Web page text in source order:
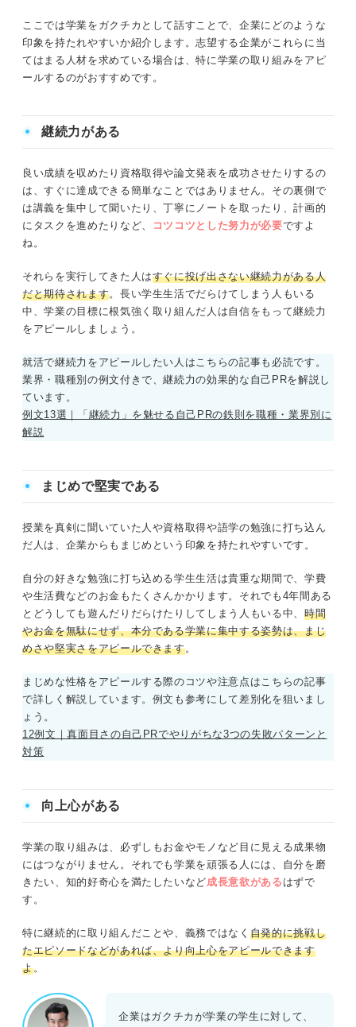
ここでは学業をガクチカとして話すことで、企業にどのような
印象を持たれやすいか紹介します。志望する企業がこれらに当
てはまる人材を求めている場合は、特に学業の取り組みをアピ
ールするのがおすすめです。
継続力がある
良い成績を収めたり資格取得や論文発表を成功させたりするの
は、すぐに達成できる簡単なことではありません。その裏側で
は講義を集中して聞いたり、丁寧にノートを取ったり、計画的
にタスクを進めたりなど、
コツコツとした努力が必要ですよ
ね。
それらを実行してきた人はすぐに投げ出さない継続力がある人
だと期待されます。長い学生生活でだらけてしまう人もいる
中、学業の目標に根気強く取り組んだ人は自信をもって継続力
をアピールしましょう。
就活で継続力をアピールしたい人はこちらの記事も必読です。
業界・職種別の例文付きで、継続力の効果的な自己PRを解説し
ています。
例文13選｜「継続力」を魅せる自己PRの鉄則を職種・業界別に
解説
まじめで堅実である
授業を真剣に聞いていた人や資格取得や語学の勉強に打ち込ん
だ人は、企業からもまじめという印象を持たれやすいです。
自分の好きな勉強に打ち込める学生生活は貴重な期間で、学費
や生活費などのお金もたくさんかかります。それでも4年間ある
とどうしても遊んだりだらけたりしてしまう人もいる中、 時間
やお金を無駄にせず、本分である学業に集中する姿勢は、まじ
めさや堅実さをアピールできます。
まじめな性格をアピールする際のコツや注意点はこちらの記事
で詳しく解説しています。例文も参考にして差別化を狙いまし
ょう。
12例文｜真面目さの自己PRでやりがちな3つの失敗パターンと
対策
向上心がある
学業の取り組みは、必ずしもお金やモノなど目に見える成果物
にはつながりません。それでも学業を頑張る人には、自分を磨
きたい、知的好奇心を満たしたいなど成長意欲がある はずで
す。
特に継続的に取り組んだことや、義務ではなく 自発的に挑戦し
たエピソードなどがあれば、より向上心をアピールできます
よ。
企業はガクチカが学業の学生に対して、